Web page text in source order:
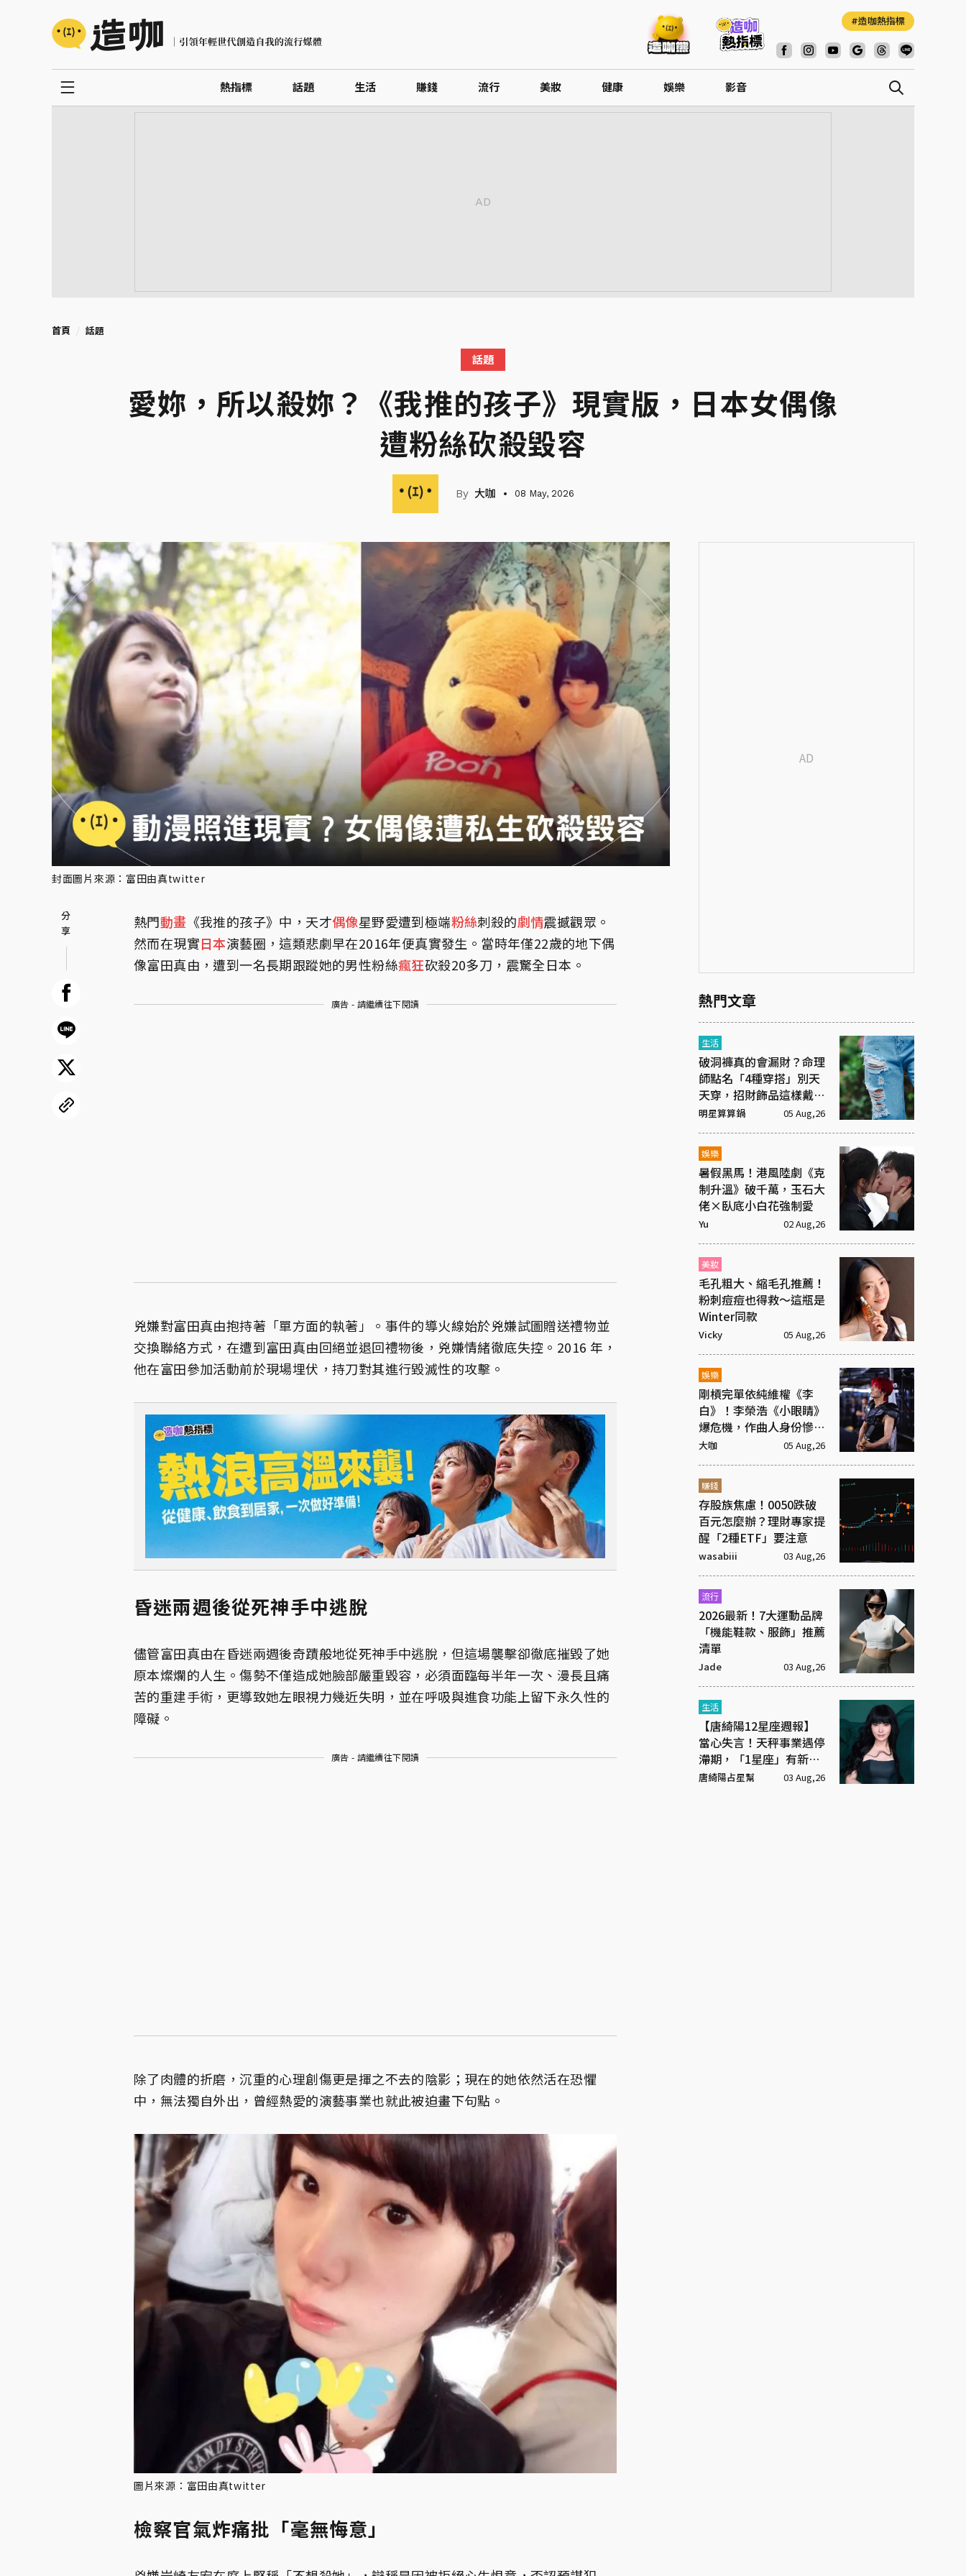
造咖熱指標
熱指標 話題 生活 賺錢 流行 美妝 健康 娛樂 影音
首頁 話題
話題
愛妳，所以殺妳？《我推的孩子》現實版，日本女偶像
遭粉絲砍殺毀容
大咖 08 May, 2026
封面圖片來源：富田由真twitter
熱門動畫 《我推的孩子》中，天才偶像星野愛遭到極端粉絲刺殺的劇情震撼觀眾。
然而在現實日本演藝圈，這類悲劇早在2016年便真實發生。當時年僅22歲的地下偶
像富田真由，遭到一名長期跟蹤她的男性粉絲瘋狂砍殺20多刀，震驚全日本。
廣告 - 請繼續往下閱讀
兇嫌對富田真由抱持著「單方面的執著」。事件的導火線始於兇嫌試圖贈送禮物並
交換聯絡方式，在遭到富田真由回絕並退回禮物後，兇嫌情緒徹底失控。2016 年，
他在富田參加活動前於現場埋伏，持刀對其進行毀滅性的攻擊。
昏迷兩週後從死神手中逃脫
儘管富田真由在昏迷兩週後奇蹟般地從死神手中逃脫，但這場襲擊卻徹底摧毀了她
原本燦爛的人生。傷勢不僅造成她臉部嚴重毀容，必須面臨每半年一次、漫長且痛
苦的重建手術，更導致她左眼視力幾近失明，並在呼吸與進食功能上留下永久性的
障礙。
廣告 - 請繼續往下閱讀
除了肉體的折磨，沉重的心理創傷更是揮之不去的陰影；現在的她依然活在恐懼
中，無法獨自外出，曾經熱愛的演藝事業也就此被迫畫下句點。
圖片來源：富田由真twitter
檢察官氣炸痛批「毫無悔意」
熱門文章
生活
破洞褲真的會漏財？命理
師點名「4種穿搭」別天
天穿，招財飾品這樣戴才
有效
明星算算鍋 05 Aug,26
娛樂
暑假黑馬！港風陸劇《克
制升溫》破千萬，玉石大
佬×臥底小白花強制愛
Yu 02 Aug,26
美妝
毛孔粗大、縮毛孔推薦！
粉刺痘痘也得救～這瓶是
Winter同款
Vicky 05 Aug,26
娛樂
剛槓完單依純維權《李
白》！李榮浩《小眼睛》
爆危機，作曲人身份慘遭
抹去
大咖 05 Aug,26
賺錢
存股族焦慮！0050跌破
百元怎麼辦？理財專家提
醒「2種ETF」要注意
wasabiii 03 Aug,26
流行
2026最新！7大運動品牌
「機能鞋款、服飾」推薦
清單
Jade 03 Aug,26
生活
【唐綺陽12星座週報】
當心失言！天秤事業遇停
滯期，「1星座」有新戀
情
唐綺陽占星幫 03 Aug,26